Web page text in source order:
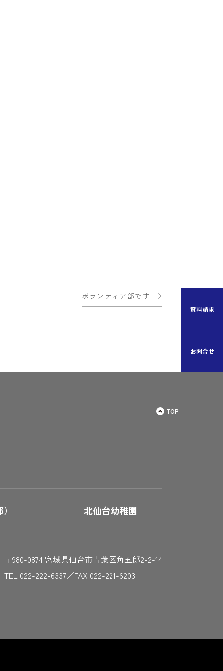
ボランティア部です
資料請求
お問合せ
TOP
北仙台幼稚園
〒980-0874 宮城県仙台市青葉区角五郎2-2-14
TEL 022-222-6337／FAX 022-221-6203